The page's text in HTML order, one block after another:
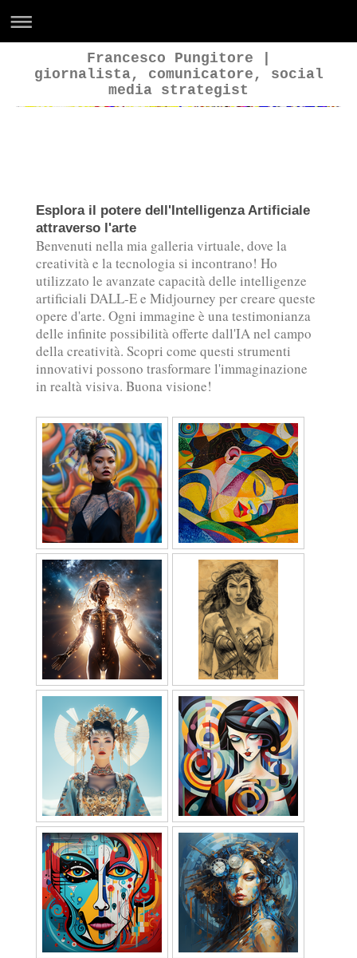
Francesco Pungitore |
giornalista, comunicatore, social
media strategist
Esplora il potere dell'Intelligenza Artificiale
attraverso l'arte
Benvenuti nella mia galleria virtuale, dove la
creatività e la tecnologia si incontrano! Ho
utilizzato le avanzate capacità delle intelligenze
artificiali DALL-E e Midjourney per creare queste
opere d'arte. Ogni immagine è una testimonianza
delle infinite possibilità offerte dall'IA nel campo
della creatività. Scopri come questi strumenti
innovativi possono trasformare l'immaginazione
in realtà visiva. Buona visione!